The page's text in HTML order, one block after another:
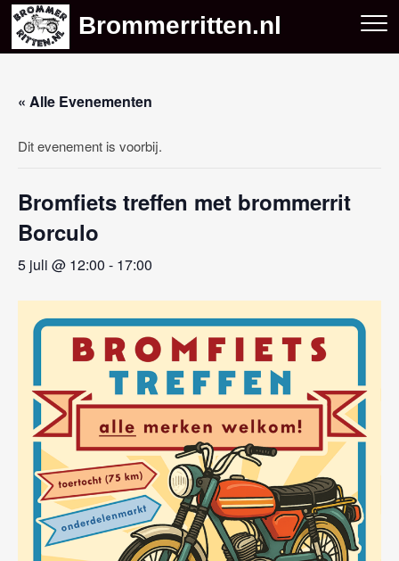
Skip
content
Brommerritten.nl
« Alle Evenementen
Dit evenement is voorbij.
Bromfiets treffen met brommerrit
Borculo
5 juli @ 12:00 - 17:00